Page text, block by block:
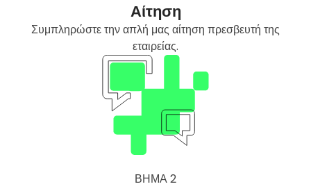
Αίτηση
Συμπληρώστε την απλή μας αίτηση πρεσβευτή της
εταιρείας.
ΒΉΜΑ 2